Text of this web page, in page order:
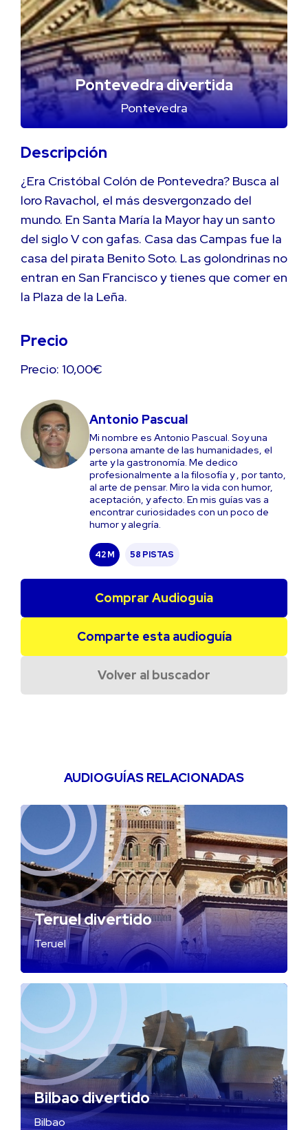
Pontevedra divertida
Pontevedra
Descripción
¿Era Cristóbal Colón de Pontevedra? Busca al
loro Ravachol, el más desvergonzado del
mundo. En Santa María la Mayor hay un santo
del siglo V con gafas. Casa das Campas fue la
casa del pirata Benito Soto. Las golondrinas no
entran en San Francisco y tienes que comer en
la Plaza de la Leña.
Precio
Precio: 10,00€
Antonio Pascual
Mi nombre es Antonio Pascual. Soy una
persona amante de las humanidades, el
arte y la gastronomía. Me dedico
profesionalmente a la filosofía y , por tanto,
al arte de pensar. Miro la vida con humor,
aceptación, y afecto. En mis guías vas a
encontrar curiosidades con un poco de
humor y alegría.
42 M 58 PISTAS
Comprar Audioguia
Comparte esta audioguía
Volver al buscador
AUDIOGUÍAS RELACIONADAS
Teruel divertido
Teruel
Bilbao divertido
Bilbao